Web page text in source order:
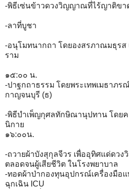
-พิธีเซ่นข้าวดวงวิญญาณที่ไร้ญาติขา
-ลาที่บูชา
-อนุโมทนากถา โดยองสรภาณมธุรส
ราม
๑๕:๐๐ น.
-ปาฐกถาธรรม โดยพระเทพเมธาภร
กาญจนบุรี (ธ)
-พิธีบำเพ็ญกุศลทักษิณานุปทาน โดย
นิกาย
๑๖:๐๐​น.
-ถวายผ้าบังสุกุลจีวร เพื่ออุทิศแด่ดว
ตลอดจนผู้เสียชีวิต ในโรงพยาบาล
-ทอดผ้าป่ากองทุนอุปกรณ์เครื่องมือ
ฉุกเฉิน ICU